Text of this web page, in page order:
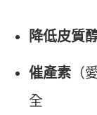
降低皮質
催產素 （
全